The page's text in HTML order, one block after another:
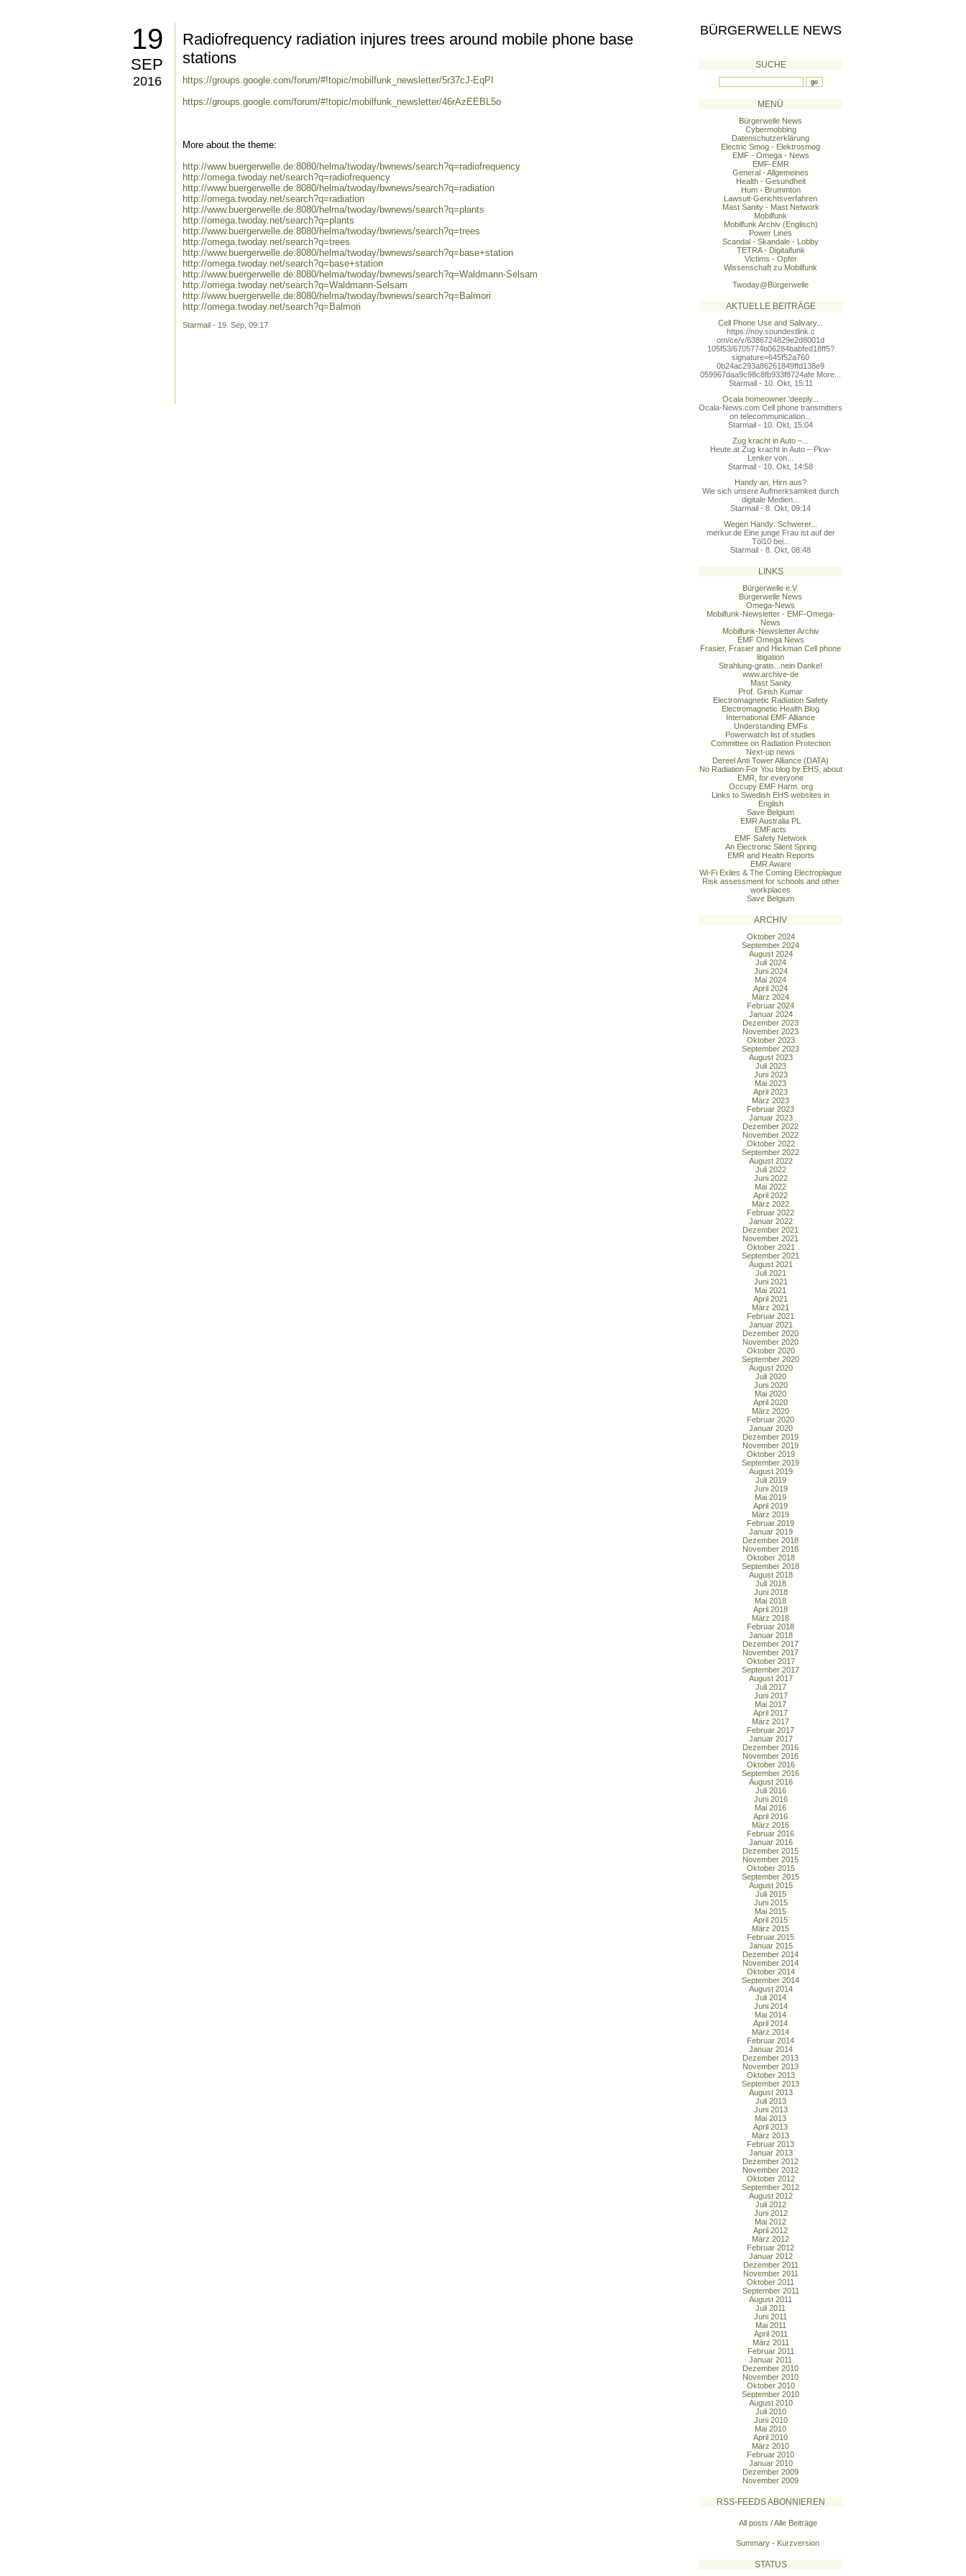
19
SEP
2016
Radiofrequency radiation injures trees around mobile phone base
stations
https://groups.google.com/forum/#!topic/mobilfunk_newsletter/5r37cJ-EqPI
https://groups.google.com/forum/#!topic/mobilfunk_newsletter/46rAzEEBL5o
More about the theme:
http://www.buergerwelle.de:8080/helma/twoday/bwnews/search?q=radiofrequency
http://omega.twoday.net/search?q=radiofrequency
http://www.buergerwelle.de:8080/helma/twoday/bwnews/search?q=radiation
http://omega.twoday.net/search?q=radiation
http://www.buergerwelle.de:8080/helma/twoday/bwnews/search?q=plants
http://omega.twoday.net/search?q=plants
http://www.buergerwelle.de:8080/helma/twoday/bwnews/search?q=trees
http://omega.twoday.net/search?q=trees
http://www.buergerwelle.de:8080/helma/twoday/bwnews/search?q=base+station
http://omega.twoday.net/search?q=base+station
http://www.buergerwelle.de:8080/helma/twoday/bwnews/search?q=Waldmann-Selsam
http://omega.twoday.net/search?q=Waldmann-Selsam
http://www.buergerwelle.de:8080/helma/twoday/bwnews/search?q=Balmori
http://omega.twoday.net/search?q=Balmori
Starmail - 19. Sep, 09:17
BÜRGERWELLE NEWS
SUCHE
MENÜ
Bürgerwelle News
Cybermobbing
Datenschutzerklärung
Electric Smog - Elektrosmog
EMF - Omega - News
EMF-EMR
General - Allgemeines
Health - Gesundheit
Hum - Brummton
Lawsuit-Gerichtsverfahren
Mast Sanity - Mast Network
Mobilfunk
Mobilfunk Archiv (Englisch)
Power Lines
Scandal - Skandale - Lobby
TETRA - Digitalfunk
Victims - Opfer
Wissenschaft zu Mobilfunk
Twoday@Bürgerwelle
AKTUELLE BEITRÄGE
Cell Phone Use and Salivary...
https://noy.soundestlink.c
om/ce/v/6386724829e2d8001d
105f53/6705774b06284babfed18ff5?
signature=645f52a760
0b24ac293a86261849ffd138e9
059967daa9c98c8fb933f8724afe More...
Starmail - 10. Okt, 15:11
Ocala homeowner 'deeply...
Ocala-News.com Cell phone transmitters
on telecommunication...
Starmail - 10. Okt, 15:04
Zug kracht in Auto –...
Heute.at Zug kracht in Auto – Pkw-
Lenker von...
Starmail - 10. Okt, 14:58
Handy an, Hirn aus?
Wie sich unsere Aufmerksamkeit durch
digitale Medien...
Starmail - 8. Okt, 09:14
Wegen Handy: Schwerer...
merkur.de Eine junge Frau ist auf der
Töl10 bei...
Starmail - 8. Okt, 08:48
LINKS
Bürgerwelle e.V.
Bürgerwelle News
Omega-News
Mobilfunk-Newsletter - EMF-Omega-
News
Mobilfunk-Newsletter Archiv
EMF Omega News
Frasier, Frasier and Hickman Cell phone
litigation
Strahlung-gratis...nein Danke!
www.archive-de
Mast Sanity
Prof. Girish Kumar
Electromagnetic Radiation Safety
Electromagnetic Health Blog
International EMF Alliance
Understanding EMFs
Powerwatch list of studies
Committee on Radiation Protection
Next-up news
Dereel Anti Tower Alliance (DATA)
No Radiation For You blog by EHS, about
EMR, for everyone
Occupy EMF Harm. org
Links to Swedish EHS websites in
English
Save Belgium
EMR Australia PL
EMFacts
EMF Safety Network
An Electronic Silent Spring
EMR and Health Reports
EMR Aware
Wi-Fi Exiles & The Coming Electroplague
Risk assessment for schools and other
workplaces
Save Belgium
ARCHIV
Oktober 2024
September 2024
August 2024
Juli 2024
Juni 2024
Mai 2024
April 2024
März 2024
Februar 2024
Januar 2024
Dezember 2023
November 2023
Oktober 2023
September 2023
August 2023
Juli 2023
Juni 2023
Mai 2023
April 2023
März 2023
Februar 2023
Januar 2023
Dezember 2022
November 2022
Oktober 2022
September 2022
August 2022
Juli 2022
Juni 2022
Mai 2022
April 2022
März 2022
Februar 2022
Januar 2022
Dezember 2021
November 2021
Oktober 2021
September 2021
August 2021
Juli 2021
Juni 2021
Mai 2021
April 2021
März 2021
Februar 2021
Januar 2021
Dezember 2020
November 2020
Oktober 2020
September 2020
August 2020
Juli 2020
Juni 2020
Mai 2020
April 2020
März 2020
Februar 2020
Januar 2020
Dezember 2019
November 2019
Oktober 2019
September 2019
August 2019
Juli 2019
Juni 2019
Mai 2019
April 2019
März 2019
Februar 2019
Januar 2019
Dezember 2018
November 2018
Oktober 2018
September 2018
August 2018
Juli 2018
Juni 2018
Mai 2018
April 2018
März 2018
Februar 2018
Januar 2018
Dezember 2017
November 2017
Oktober 2017
September 2017
August 2017
Juli 2017
Juni 2017
Mai 2017
April 2017
März 2017
Februar 2017
Januar 2017
Dezember 2016
November 2016
Oktober 2016
September 2016
August 2016
Juli 2016
Juni 2016
Mai 2016
April 2016
März 2016
Februar 2016
Januar 2016
Dezember 2015
November 2015
Oktober 2015
September 2015
August 2015
Juli 2015
Juni 2015
Mai 2015
April 2015
März 2015
Februar 2015
Januar 2015
Dezember 2014
November 2014
Oktober 2014
September 2014
August 2014
Juli 2014
Juni 2014
Mai 2014
April 2014
März 2014
Februar 2014
Januar 2014
Dezember 2013
November 2013
Oktober 2013
September 2013
August 2013
Juli 2013
Juni 2013
Mai 2013
April 2013
März 2013
Februar 2013
Januar 2013
Dezember 2012
November 2012
Oktober 2012
September 2012
August 2012
Juli 2012
Juni 2012
Mai 2012
April 2012
März 2012
Februar 2012
Januar 2012
Dezember 2011
November 2011
Oktober 2011
September 2011
August 2011
Juli 2011
Juni 2011
Mai 2011
April 2011
März 2011
Februar 2011
Januar 2011
Dezember 2010
November 2010
Oktober 2010
September 2010
August 2010
Juli 2010
Juni 2010
Mai 2010
April 2010
März 2010
Februar 2010
Januar 2010
Dezember 2009
November 2009
RSS-FEEDS ABONNIEREN
All posts / Alle Beiträge
Summary - Kurzversion
STATUS